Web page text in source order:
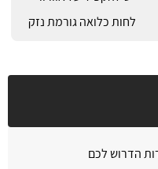
לחות כלואה גורמת נזק
הדרוש לכם